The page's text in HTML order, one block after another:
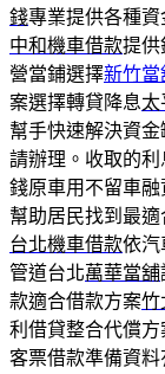
錢專業提供各種
中和機車借款提供
營當鋪選擇新竹當
案選擇轉貸降息太
幫手快速解決資金
請辦理。收取的
錢原車用不留車
幫助居民找到最
台北機車借款依汽
管道台北萬華當舖
款適合借款方案竹
利借貸整合代償方
客票借款準備資